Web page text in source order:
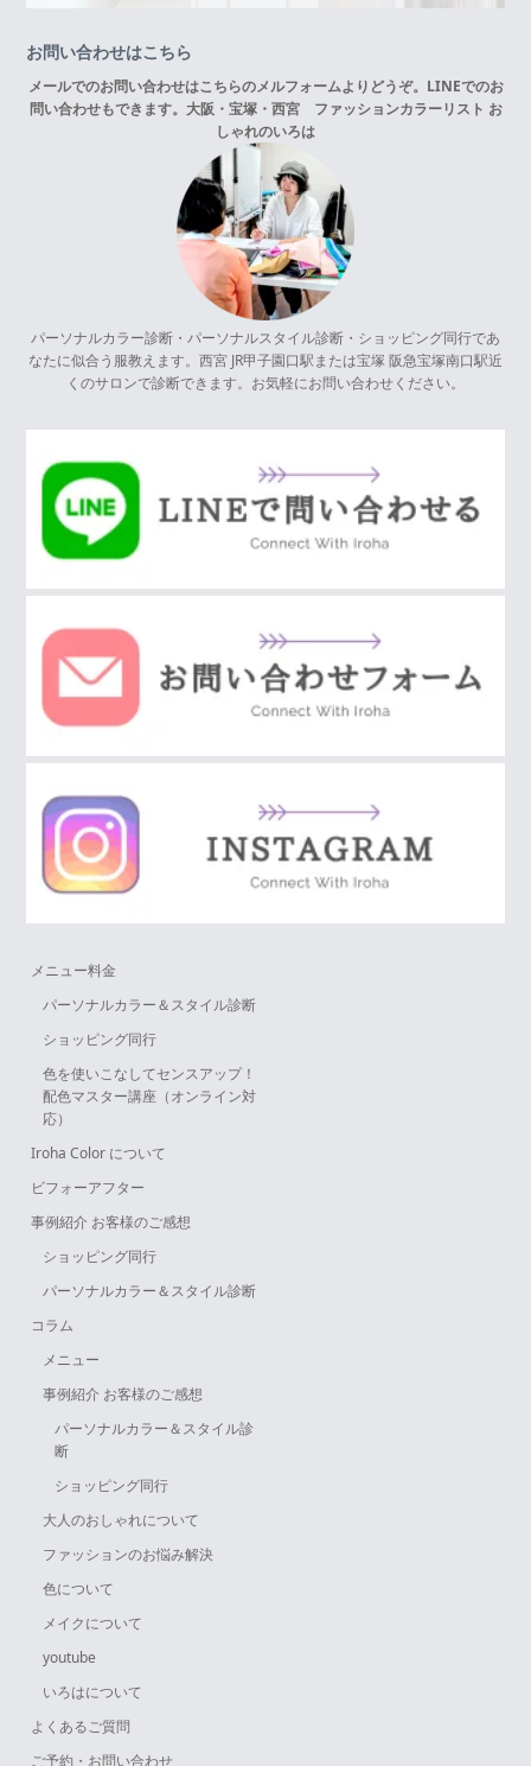
お問い合わせはこちら
メールでのお問い合わせはこちらのメルフォームよりどうぞ。LINEでのお
問い合わせもできます。 大阪・宝塚・西宮 ファッションカラーリスト お
しゃれのいろは
パーソナルカラー診断・パーソナルスタイル診断・ショッピング同行であ
なたに似合う服教えます。西宮 JR甲子園口駅または宝塚 阪急宝塚南口駅近
くのサロンで診断できます。お気軽にお問い合わせください。
メニュー料金
パーソナルカラー＆スタイル診断
ショッピング同行
色を使いこなしてセンスアップ！
配色マスター講座（オンライン対
応）
Iroha Color について
ビフォーアフター
事例紹介 お客様のご感想
ショッピング同行
パーソナルカラー＆スタイル診断
コラム
メニュー
事例紹介 お客様のご感想
パーソナルカラー＆スタイル診
断
ショッピング同行
大人のおしゃれについて
ファッションのお悩み解決
色について
メイクについて
youtube
いろはについて
よくあるご質問
ご予約・お問い合わせ